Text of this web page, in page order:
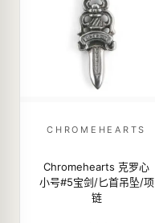
CHROMEHEARTS
Chromehearts 克罗心
小号#5宝剑/匕首吊坠/项
链